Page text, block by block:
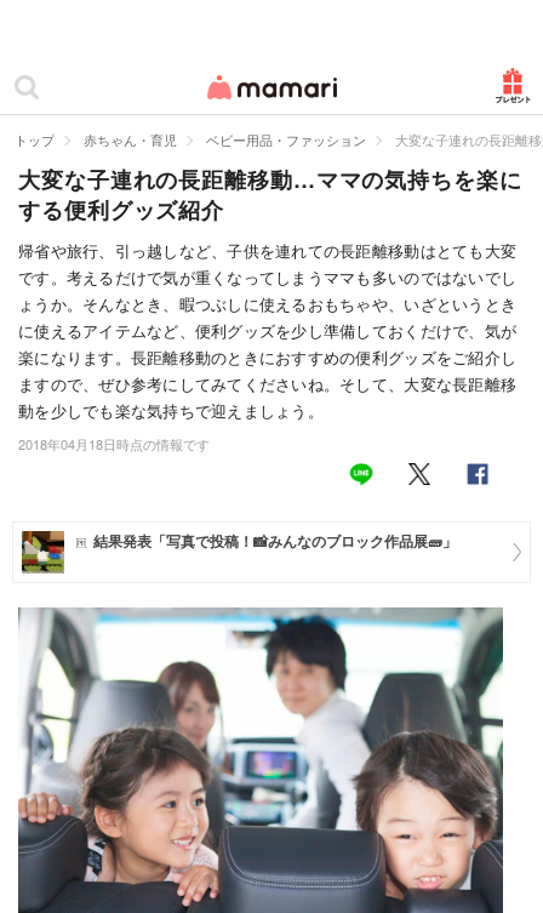
ママリ
カテゴリー一覧
妊娠
出産
赤ちゃん・育児
子育て・家族
病院
住まい
トレンド・イベント
トップ 赤ちゃん・育児 ベビー用品・ファッション 大変な子連れの長距離
大変な子連れの長距離移動…ママの気持ちを楽に
する便利グッズ紹介
帰省や旅行、引っ越しなど、子供を連れての長距離移動はとても大変
です。考えるだけで気が重くなってしまうママも多いのではないでし
ょうか。そんなとき、暇つぶしに使えるおもちゃや、いざというとき
に使えるアイテムなど、便利グッズを少し準備しておくだけで、気が
楽になります。長距離移動のときにおすすめの便利グッズをご紹介し
ますので、ぜひ参考にしてみてくださいね。そして、大変な長距離移
動を少しでも楽な気持ちで迎えましょう。
2018年04月18日時点の情報です
結果発表「写真で投稿！📸みんなのブロック作品展🧱」